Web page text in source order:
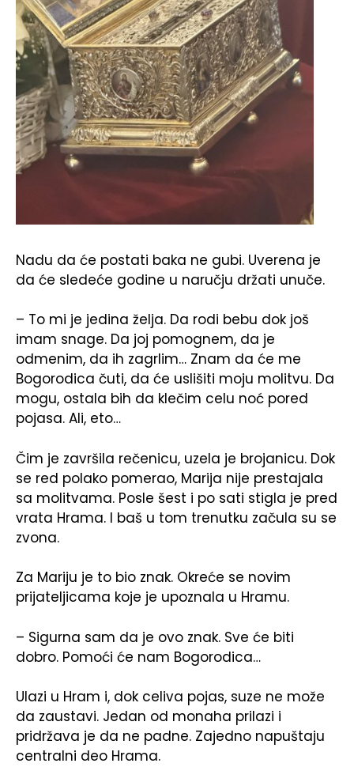
Nadu da će postati baka ne gubi. Uverena je
da će sledeće godine u naručju držati unuče.
– To mi je jedina želja. Da rodi bebu dok još
imam snage. Da joj pomognem, da je
odmenim, da ih zagrlim… Znam da će me
Bogorodica čuti, da će uslišiti moju molitvu. Da
mogu, ostala bih da klečim celu noć pored
pojasa. Ali, eto…
Čim je završila rečenicu, uzela je brojanicu. Dok
se red polako pomerao, Marija nije prestajala
sa molitvama. Posle šest i po sati stigla je pred
vrata Hrama. I baš u tom trenutku začula su se
zvona.
Za Mariju je to bio znak. Okreće se novim
prijateljicama koje je upoznala u Hramu.
– Sigurna sam da je ovo znak. Sve će biti
dobro. Pomoći će nam Bogorodica…
Ulazi u Hram i, dok celiva pojas, suze ne može
da zaustavi. Jedan od monaha prilazi i
pridržava je da ne padne. Zajedno napuštaju
centralni deo Hrama.